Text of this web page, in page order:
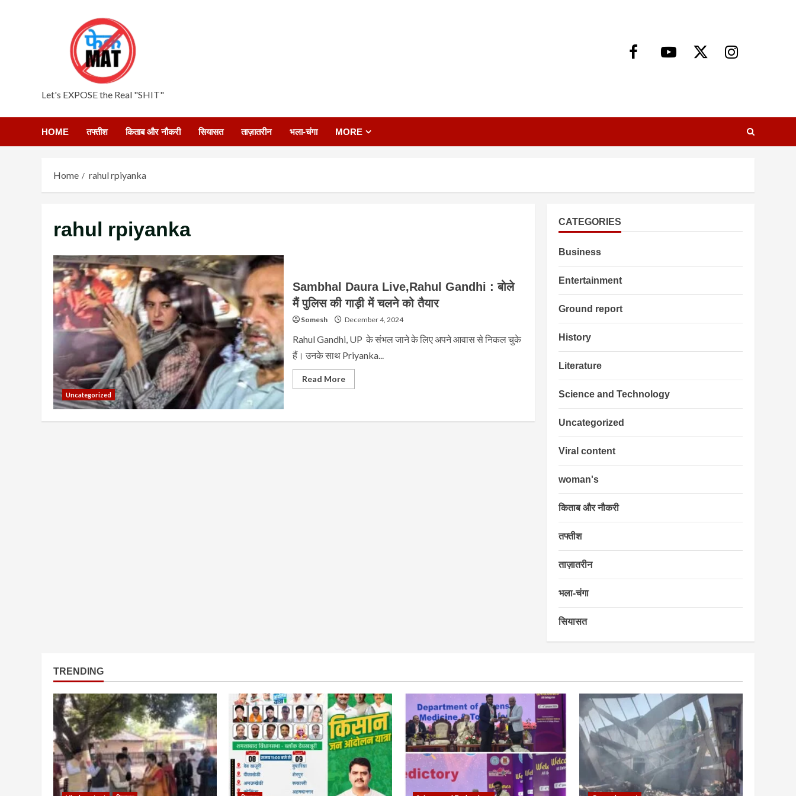
Let's EXPOSE the Real "SHIT"
FacebookYoutubeX Instagram
HOME तफ्तीश किताब और नौकरी सियासत ताज़ातरीन भला-चंगा MORE
Home rahul rpiyanka
rahul rpiyanka
Uncategorized
Sambhal Daura Live,Rahul Gandhi : बोले
मैं पुलिस की गाड़ी में चलने को तैयार
Somesh December 4, 2024
Rahul Gandhi, UP के संभल जाने के लिए अपने आवास से निकल चुके
हैं। उनके साथ Priyanka...
Read MoreRead
more
Live,Rahul
CATEGORIES
Business
Entertainment
Ground report
History
Literature
Science and Technology
Uncategorized
Viral content
woman's
किताब और नौकरी
तफ्तीश
ताज़ातरीन
भला-चंगा
सियासत
TRENDING